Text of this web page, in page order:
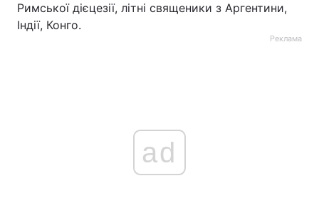
Римської дієцезії, літні священики з Аргентини,
Індії, Конго.
Реклама
ad